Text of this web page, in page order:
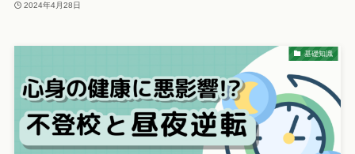
2024年4月28日
基礎知識